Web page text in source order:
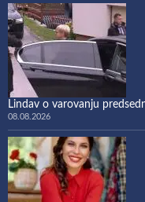
Lindav o varovanju
08.08.2026